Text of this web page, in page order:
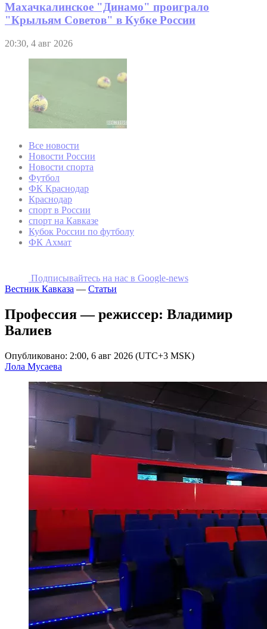
Махачкалинское "Динамо" проиграло
"Крыльям Советов" в Кубке России
20:30, 4 авг 2026
Все новости
Новости России
Новости спорта
Футбол
ФК Краснодар
Краснодар
спорт в России
спорт на Кавказе
Кубок России по футболу
ФК Ахмат
Подписывайтесь на наc в Google-news
Вестник Кавказа — Статьи
Профессия — режиссер: Владимир
Валиев
Опубликовано: 2:00, 6 авг 2026 (UTC+3 MSK)
Лола Мусаева